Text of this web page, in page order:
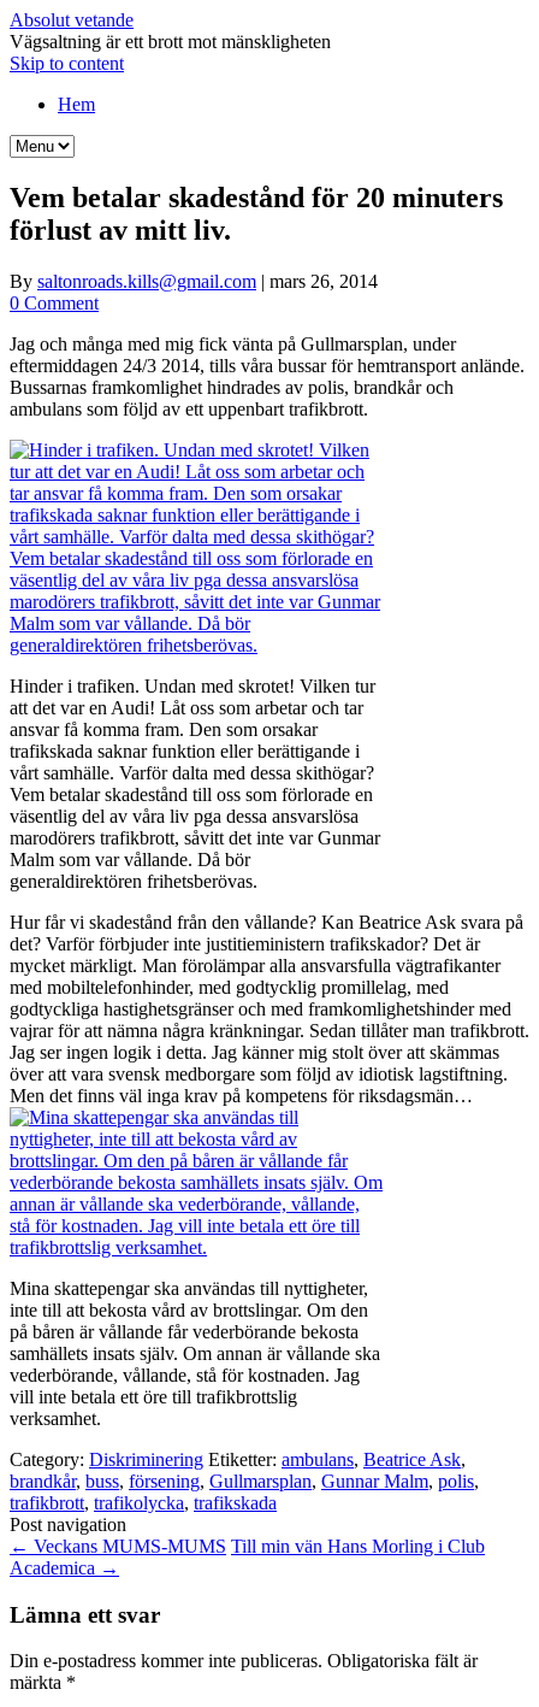
Absolut vetande
Vägsaltning är ett brott mot mänskligheten
Skip to content
Hem
Vem betalar skadestånd för 20 minuters
förlust av mitt liv.
By saltonroads.kills@gmail.com | mars 26, 2014
0 Comment
Jag och många med mig fick vänta på Gullmarsplan, under
eftermiddagen 24/3 2014, tills våra bussar för hemtransport anlände.
Bussarnas framkomlighet hindrades av polis, brandkår och
ambulans som följd av ett uppenbart trafikbrott.
Hinder i trafiken. Undan med skrotet! Vilken tur
att det var en Audi! Låt oss som arbetar och tar
ansvar få komma fram. Den som orsakar
trafikskada saknar funktion eller berättigande i
vårt samhälle. Varför dalta med dessa skithögar?
Vem betalar skadestånd till oss som förlorade en
väsentlig del av våra liv pga dessa ansvarslösa
marodörers trafikbrott, såvitt det inte var Gunmar
Malm som var vållande. Då bör
generaldirektören frihetsberövas.
Hur får vi skadestånd från den vållande? Kan Beatrice Ask svara på
det? Varför förbjuder inte justitieministern trafikskador? Det är
mycket märkligt. Man förolämpar alla ansvarsfulla vägtrafikanter
med mobiltelefonhinder, med godtycklig promillelag, med
godtyckliga hastighetsgränser och med framkomlighetshinder med
vajrar för att nämna några kränkningar. Sedan tillåter man trafikbrott.
Jag ser ingen logik i detta. Jag känner mig stolt över att skämmas
över att vara svensk medborgare som följd av idiotisk lagstiftning.
Men det finns väl inga krav på kompetens för riksdagsmän…
Mina skattepengar ska användas till nyttigheter,
inte till att bekosta vård av brottslingar. Om den
på båren är vållande får vederbörande bekosta
samhällets insats själv. Om annan är vållande ska
vederbörande, vållande, stå för kostnaden. Jag
vill inte betala ett öre till trafikbrottslig
verksamhet.
Category: Diskriminering Etiketter: ambulans, Beatrice Ask,
brandkår, buss, försening, Gullmarsplan, Gunnar Malm, polis,
trafikbrott, trafikolycka, trafikskada
Post navigation
← Veckans MUMS-MUMS Till min vän Hans Morling i Club
Academica →
Lämna ett svar
Din e-postadress kommer inte publiceras. Obligatoriska fält är
märkta *